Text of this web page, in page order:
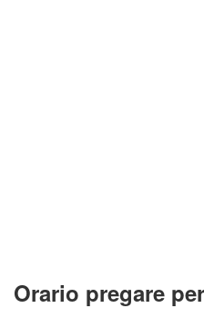
Orario pregare